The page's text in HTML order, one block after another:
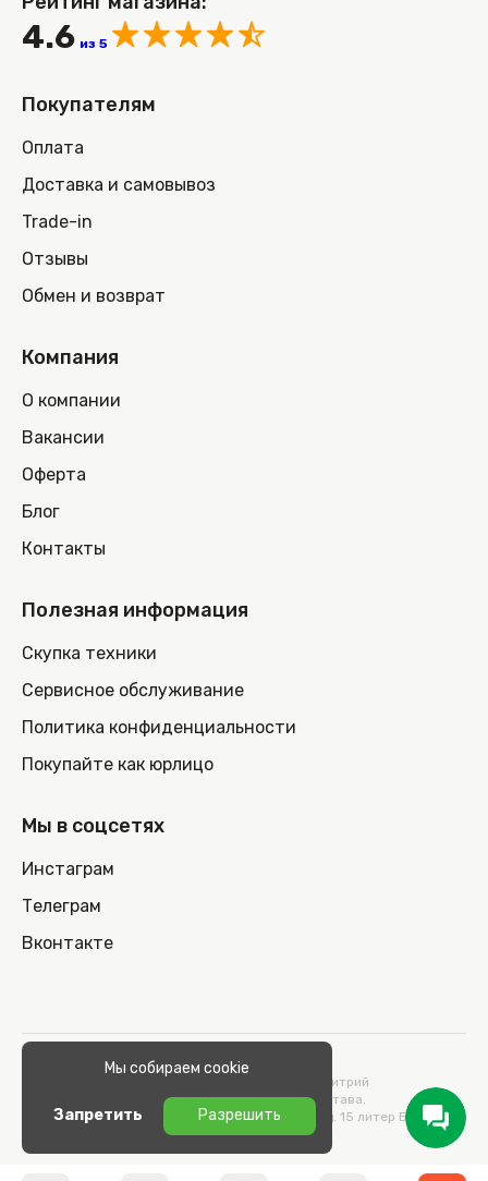
4.6 из 5
Покупателям
Оплата
Доставка и самовывоз
Trade-in
Отзывы
Обмен и возврат
Компания
О компании
Вакансии
Оферта
Блог
Контакты
Полезная информация
Скупка техники
Сервисное обслуживание
Политика конфиденциальности
Покупайте как юрлицо
Мы в соцсетях
Инстаграм
Телеграм
Вконтакте
© 2026 100nout.by,
ООО «СТОНОУТБУКОВ» Директор Метельский Дмитрий
Константинович, действующий на основании Устава.
Адрес: 220100, Беларусь, г. Минск, ул. Кульман, д. 15 литер Б 9/к.
Мы собираем cookie
Запретить Разрешить